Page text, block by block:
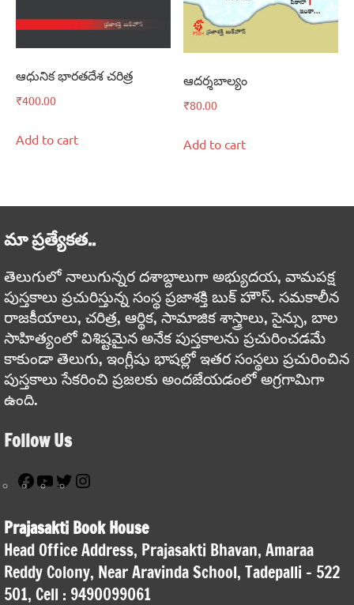
ఆధునిక భారతదేశ చరిత్ర
₹400.00
Add to cart
ఆదర్శబాల్యం
₹80.00
Add to cart
మా ప్రత్యేకత..
తెలుగులో నాలుగున్నర దశాబ్దాలుగా అభ్యుదయ, వామపక్ష
పుస్తకాలు ప్రచురిస్తున్న సంస్థ ప్రజాశక్తి బుక్ హౌస్. సమకాలీన
రాజకీయాలు, చరిత్ర, ఆర్థిక, సామాజిక శాస్త్రాలు, సైన్సు, బాల
సాహిత్యంలో విశిష్టమైన అనేక పుస్తకాలను ప్రచురించడమే
కాకుండా తెలుగు, ఇంగ్లీషు భాషల్లో ఇతర సంస్థలు ప్రచురించిన
పుస్తకాలు సేకరించి ప్రజలకు అందజేయడంలో అగ్రగామిగా
ఉంది.
Follow Us
Facebook
YouTubeTwitter
Prajasakti Book House
Head Office Address, Prajasakti Bhavan, Amaraa
Reddy Colony, Near Aravinda School, Tadepalli – 522
501, Cell : 9490099061